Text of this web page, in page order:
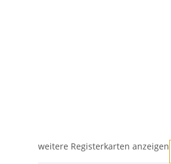
weitere Registerkarten anzeigen